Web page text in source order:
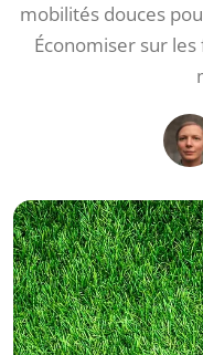
mobilités douces
Économiser sur les